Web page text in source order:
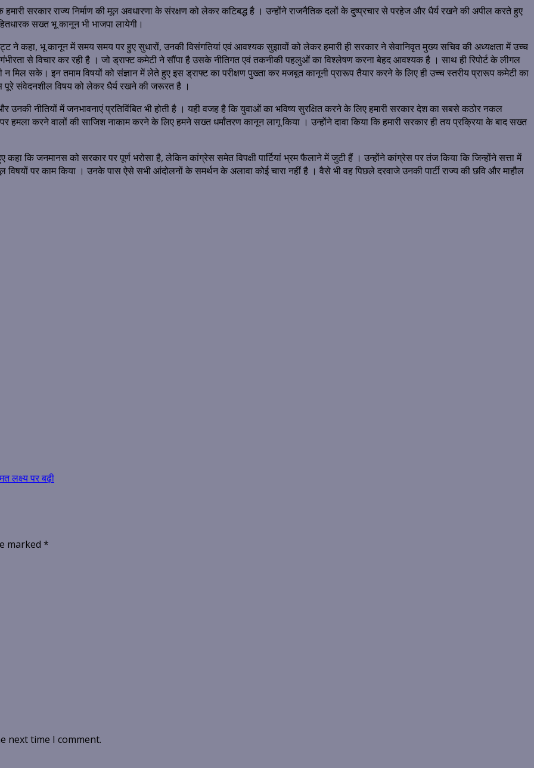
सरकार राज्य निर्माण की मूल अवधारणा के संरक्षण को लेकर कटिबद्ध है । उन्होंने राजनैतिक दलों के दुष्प्रचार से परहेज और धैर्य रखने की अपील करते हुए
सख्त भू कानून भी भाजपा लायेगी।
ने कहा, भू कानून में समय समय पर हुए सुधारों, उनकी विसंगतियां एवं आवश्यक सुझावों को लेकर हमारी ही सरकार ने सेवानिवृत मुख्य सचिव की अध्यक्षता में उच्च
से विचार कर रही है । जो ड्राफ्ट कमेटी ने सौंपा है उसके नीतिगत एवं तकनीकी पहलुओं का विश्लेषण करना बेहद आवश्यक है । साथ ही रिपोर्ट के लीगल
मिल सके। इन तमाम विषयों को संज्ञान में लेते हुए इस ड्राफ्ट का परीक्षण पुख्ता कर मजबूत कानूनी प्रारूप तैयार करने के लिए ही उच्च स्तरीय प्रारूप कमेटी का
पूरे संवेदनशील विषय को लेकर धैर्य रखने की जरूरत है ।
उनकी नीतियों में जनभावनाएं प्रतिविंबित भी होती है । यही वजह है कि युवाओं का भविष्य सुरक्षित करने के लिए हमारी सरकार देश का सबसे कठोर नकल
हमला करने वालों की साजिश नाकाम करने के लिए हमने सख्त धर्मांतरण कानून लागू किया । उन्होंने दावा किया कि हमारी सरकार ही तय प्रक्रिया के बाद सख्त
कि जनमानस को सरकार पर पूर्ण भरोसा है, लेकिन कांग्रेस समेत विपक्षी पार्टियां भ्रम फैलाने में जुटी हैं । उन्होंने कांग्रेस पर तंज किया कि जिन्होंने सत्ता में
पर काम किया । उनके पास ऐसे सभी आंदोलनों के समर्थन के अलावा कोई चारा नहीं है । वैसे भी वह पिछले दरवाजे उनकी पार्टी राज्य की छवि और माहौल
लक्ष्य पर बढ़ी
marked *
next time I comment.